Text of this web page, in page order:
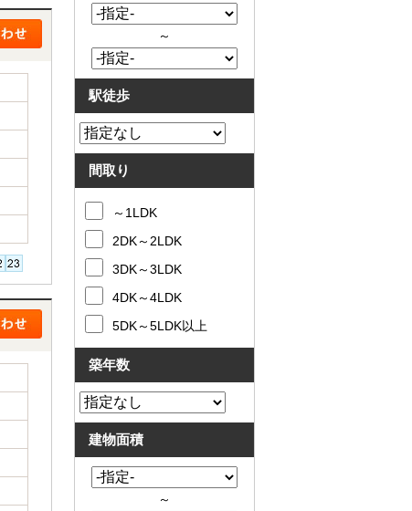
～
駅徒歩
間取り
～1LDK
2DK～2LDK
3DK～3LDK
4DK～4LDK
5DK～5LDK以上
築年数
建物面積
～